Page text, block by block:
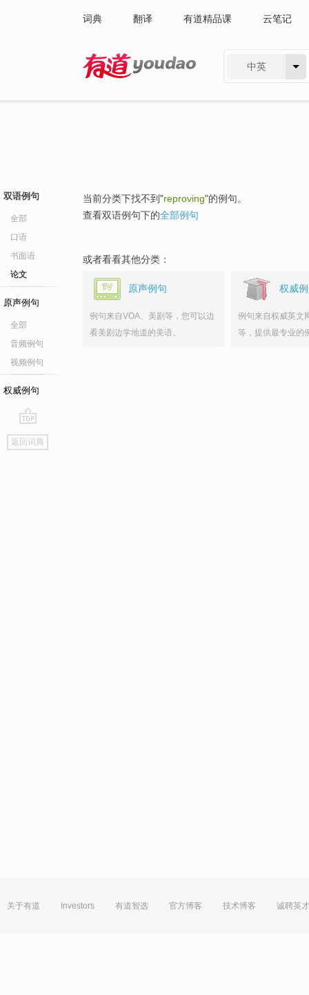
词典 翻译 有道精品课 云笔记
中英
双语例句
全部
口语
书面语
论文
原声例句
全部
音频例句
视频例句
权威例句
go
top
返回词典
当前分类下找不到"reproving"的例句。
查看双语例句下的全部例句
或者看看其他分类：
原声例句
例句来自VOA、美剧等，您可以边
看美剧边学地道的美语。
权威
例句来自权威英文
等，提供最专业的
关于有道 Investors 有道智选 官方博客 技术博客 诚聘英才